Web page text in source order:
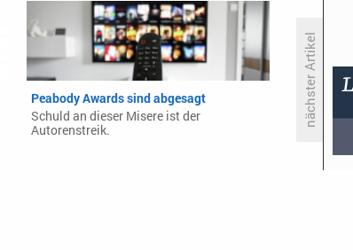
nächster Artikel
Quotencheck: «Der Alte»
Peabody Awards sind abgesagt
Schuld an dieser Misere ist der
Autorenstreik.